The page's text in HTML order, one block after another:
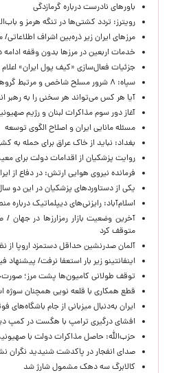
باورهای نادرست درباره گرمازدگی
رویترز: تردد کشتی‌ها در تنگه هرمز و
مرزهای ایران زیر ذره‌بین اشراف
خدمات اربعین در مرزها بدون وقفه ادامه
جزئیات فعال‌سازی «کیف پول ایران»
سپاه: ۸ شرور مسلح شاخص و مرتبط گروهک‌های تروریستی دستگیر شدند
آیا هر کس می‌تواند هر سخنی را به رهبر
آغاز دور سوم مذاکرات لبنان و رژیم
مسئله مانایی ایران و اصلاح الگوی توسعه
بغداد: نباید از خاک عراق برای حمله به
روایت پزشکیان از اقدامات دولت برای
فرمانده نیروی هوایی ارتش: در دفاع از
یکی از دستاوردهای پزشکیان در این دو
اسلام‌آباد: رایزنی‌های دیپلماتیک درباره
متوقف کرد
آلمان صدرنشین حداقل دستمزد اروپا از
اینفانتینو زیر بار استعفا نرفت/
توقف طولانی کامیون‌ها پشت مرز؛
قطع همکاری با قلعه نویی همچنان سوژه
ایران به‌دنبال میزبانی از جام باشگاه‌های
افشای درگیری ترامپ با هگست در کمپ
حزب‌الله: حاصل مذاکرات دولت با
صدای انفجار در پاکدشت شنیدید نگران
کالابرگ سه دهک مشمول شارژ شد